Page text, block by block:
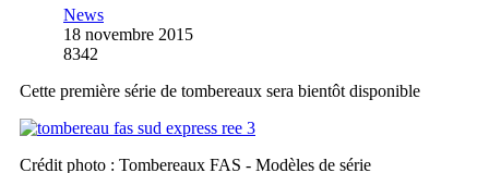
News
18 novembre 2015
8342
Cette première série de tombereaux sera bientôt disponible
Crédit photo : Tombereaux FAS - Modèles de série